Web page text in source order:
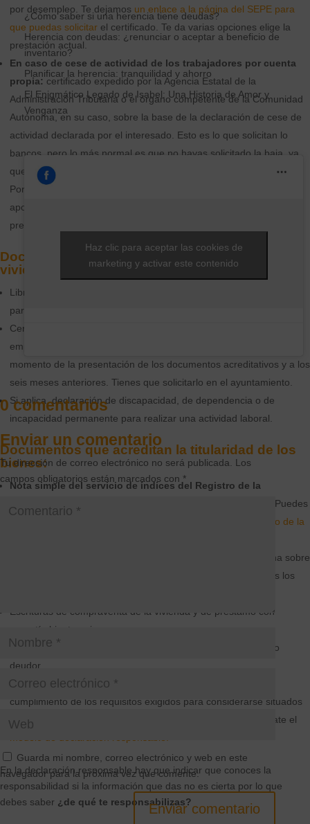
por desempleo. Te dejamos un enlace a la página del SEPE para
que puedas solicitar el certificado. Te da varias opciones elige la
prestación actual.
En caso de cese de actividad de los trabajadores por cuenta
propia: certificado expedido por la Agencia Estatal de la
Administración Tributaria o el órgano competente de la Comunidad
Autónoma, en su caso, sobre la base de la declaración de cese de
actividad declarada por el interesado. Esto es lo que solicitan lo
bancos, pero lo más normal es que no hayas solicitado la baja, ya
que no es necesario para solicitar la prestación como autónomo,
Por lo que puedes aportat la misma documentación que has
aportado para solicitar la baja de autónomo, y la solicitud de de la
prestación.
Documentos de las personas que habitan la
vivienda:
Libro de familia o documento acreditativo de la inscripción como
pareja de hecho.
Certificado de empadronamiento relativo a las personas
empadronadas en la vivienda hipotecada, con referencia al
momento de la presentación de los documentos acreditativos y a los
seis meses anteriores. Tienes que solicitarlo en el ayuntamiento.
Si aplica, declaración de discapacidad, de dependencia o de
incapacidad permanente para realizar una actividad laboral.
Documentos que acreditan la titularidad de los
bienes:
Nota simple del servicio de índices del Registro de la
Puedes
por correo electrónico en cualquiera de los Registro de la
incorporando necesariamente fotocopia del DNI de la persona sobre
la que se deba expedir la información o, en su caso, de todos los
Escrituras de compraventa de la vivienda y de préstamo con
garantía hipotecaria.
Declaración responsable del prestatario/fiador/hipotecante no
deudor.
Declaración responsable de todos los deudores relativa al
cumplimiento de los requisitos exigidos para considerarse situados
en el umbral de exclusión. Pincha en este enlace, y descárgate el
En la declaración responsable hay que indicar que conoces la
responsabilidad si la información que das no es cierta por lo que
debes saber ¿de qué te responsabilizas?
¿Cómo saber si una herencia tiene deudas?
Herencia con deudas: ¿renunciar o aceptar a beneficio de
inventario?
Planificar la herencia: tranquilidad y ahorro
El Enigmático Legado de Isabel: Una Historia de Amor y
Venganza
Haz clic para aceptar las cookies de
marketing y activar este contenido
0 comentarios
Enviar un comentario
Tu dirección de correo electrónico no será publicada.
Los
campos obligatorios están marcados con *
Guarda mi nombre, correo electrónico y web en este
navegador para la próxima vez que comente.
Enviar comentario